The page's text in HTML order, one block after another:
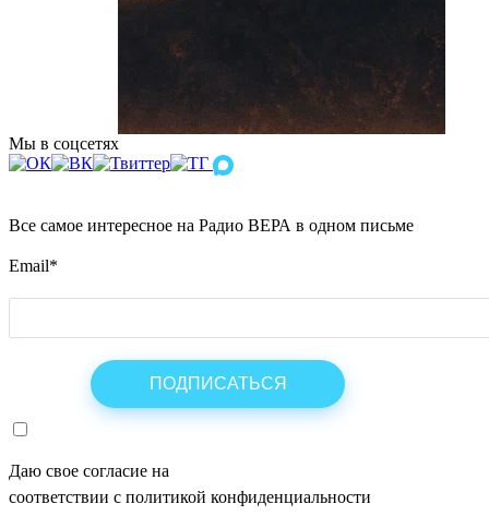
Мы в соцсетях
Все самое интересное на Радио ВЕРА в одном письме
Email*
Даю свое согласие на
соответствии с политикой конфиденциальности